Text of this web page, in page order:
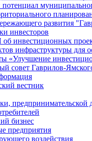
развития
инвесторов
инфраструктуры для
«Улучшение
совет Гаврилов-
вестник
предпринимательской
бизнес
предприятия
воздействия